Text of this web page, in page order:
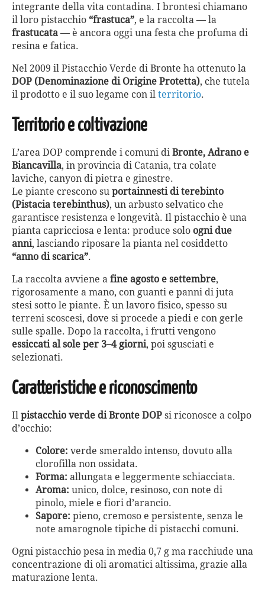
integrante della vita contadina. I brontesi chiamano
il loro pistacchio “frastuca”, e la raccolta — la
frastucata — è ancora oggi una festa che profuma di
resina e fatica.
Nel 2009 il Pistacchio Verde di Bronte ha ottenuto la
DOP (Denominazione di Origine Protetta), che tutela
il prodotto e il suo legame con il territorio.
Territorio e coltivazione
L’area DOP comprende i comuni di Bronte, Adrano e
Biancavilla, in provincia di Catania, tra colate
laviche, canyon di pietra e ginestre.
Le piante crescono su portainnesti di terebinto
(Pistacia terebinthus), un arbusto selvatico che
garantisce resistenza e longevità. Il pistacchio è una
pianta capricciosa e lenta: produce solo ogni due
anni, lasciando riposare la pianta nel cosiddetto
“anno di scarica”.
La raccolta avviene a fine agosto e settembre,
rigorosamente a mano, con guanti e panni di juta
stesi sotto le piante. È un lavoro fisico, spesso su
terreni scoscesi, dove si procede a piedi e con gerle
sulle spalle. Dopo la raccolta, i frutti vengono
essiccati al sole per 3–4 giorni, poi sgusciati e
selezionati.
Caratteristiche e riconoscimento
Il pistacchio verde di Bronte DOP si riconosce a colpo
d’occhio:
Colore: verde smeraldo intenso, dovuto alla
clorofilla non ossidata.
Forma: allungata e leggermente schiacciata.
Aroma: unico, dolce, resinoso, con note di
pinolo, miele e fiori d’arancio.
Sapore: pieno, cremoso e persistente, senza le
note amarognole tipiche di pistacchi comuni.
Ogni pistacchio pesa in media 0,7 g ma racchiude una
concentrazione di oli aromatici altissima, grazie alla
maturazione lenta.